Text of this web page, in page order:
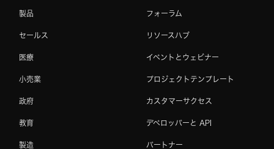
製品
セールス
医療
小売業
政府
教育
製造
フォーラム
リソースハブ
イベントとウェビナー
プロジェクトテンプレート
カスタマーサクセス
デベロッパーと API
パートナー